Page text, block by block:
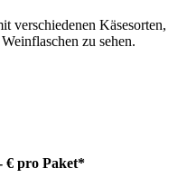
€ pro Paket*